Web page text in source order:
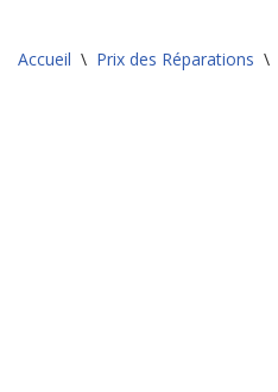
Accueil \ Prix des Réparations \